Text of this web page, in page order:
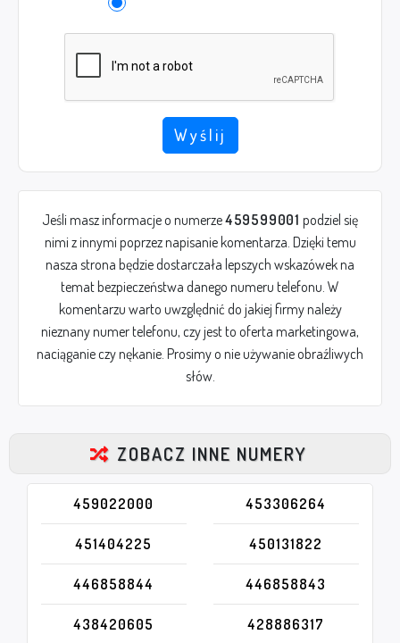
Wyślij
Jeśli masz informacje o numerze459599001 podziel się
nimi z innymi poprzez napisanie komentarza. Dzięki temu
nasza strona będzie dostarczała lepszych wskazówek na
temat bezpieczeństwa danego numeru telefonu. W
komentarzu warto uwzględnić do jakiej firmy należy
nieznany numer telefonu, czy jest to oferta marketingowa,
naciąganie czy nękanie. Prosimy o nie używanie obraźliwych
słów.
ZOBACZ INNE NUMERY
459022000 453306264
451404225 450131822
446858844 446858843
438420605 428886317